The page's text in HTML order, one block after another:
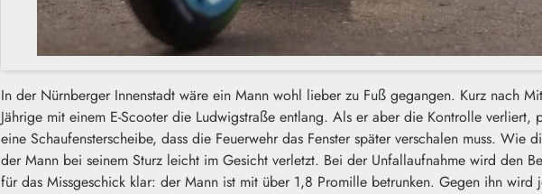
In der Nürnberger Innenstadt wäre ein Mann wohl lieber zu Fuß gegangen. Kurz nach
Jährige mit einem E-Scooter die Ludwigstraße entlang. Als er aber die Kontrolle verliert,
eine Schaufensterscheibe, dass die Feuerwehr das Fenster später verschalen muss. Wie
der Mann bei seinem Sturz leicht im Gesicht verletzt. Bei der Unfallaufnahme wird den
für das Missgeschick klar: der Mann ist mit über 1,8 Promille betrunken. Gegen ihn wird